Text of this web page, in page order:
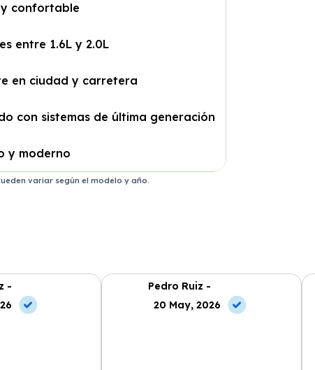
confortable
entre 1.6L y 2.0L
en ciudad y carretera
con sistemas de última generación
y moderno
variar según el modelo y año.
-
Pedro Ruiz -
20 May, 2026